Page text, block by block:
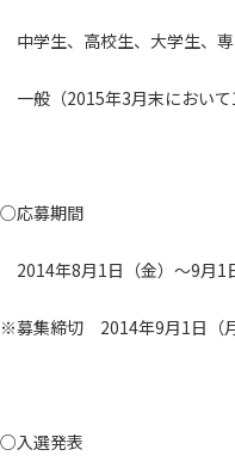
中学生、高校生、大学生、
一般（2015年3月末において
○応募期間
2014年8月1日（金）～9月1
※募集締切 2014年9月1日（
○入選発表